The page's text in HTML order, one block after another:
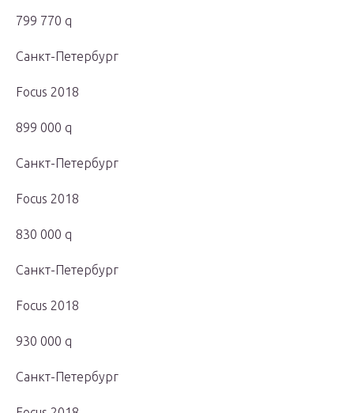
799 770 q
Санкт-Петербург
Focus 2018
899 000 q
Санкт-Петербург
Focus 2018
830 000 q
Санкт-Петербург
Focus 2018
930 000 q
Санкт-Петербург